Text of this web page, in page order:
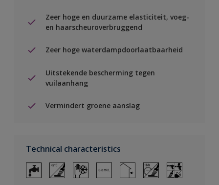
Zeer hoge en duurzame elasticiteit, voeg-
en haarscheuroverbruggend
Zeer hoge waterdampdoorlaatbaarheid
Uitstekende bescherming tegen
vuilaanhang
Vermindert groene aanslag
Technical characteristics